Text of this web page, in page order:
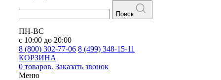
Поиск
ПН-ВС
с 10:00 до 20:00
8 (800) 302-77-06 8 (499) 348-15-11
КОРЗИНА
0 товаров. Заказать звонок
Меню